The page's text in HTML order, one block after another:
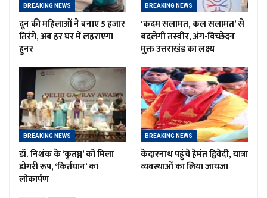
BREAKING NEWS
दून की महिलाओं ने बनाए 5 हजार
तिरंगे, अब हर घर में लहराएगा
हुनर
BREAKING NEWS
‘कदम सलामत, कल सलामत’ से
बदलेगी तस्वीर, अंग-विच्छेदन
मुक्त उत्तराखंड का लक्ष्य
BREAKING NEWS
डॉ. निशंक के ‘कृतघ्न’ को मिला
डोगरी रूप, ‘किर्तघान’ का
लोकार्पण
BREAKING NEWS
केदारनाथ पहुंचे हेमंत द्विवेदी, यात्रा
व्यवस्थाओं का लिया जायजा